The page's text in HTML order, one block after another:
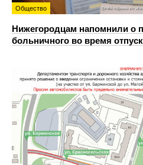
Общество
Нижегородцам напомнили о
больничного во время